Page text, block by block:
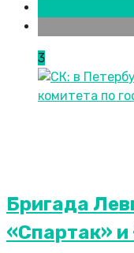
3
Бригада
«Спартак»